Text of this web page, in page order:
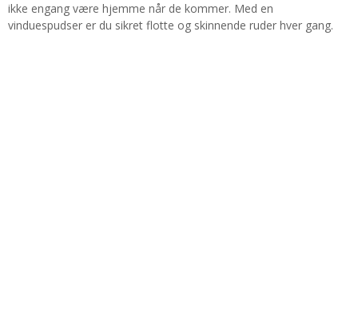
ikke engang være hjemme når de kommer. Med en
vinduespudser er du sikret flotte og skinnende ruder hver gang.